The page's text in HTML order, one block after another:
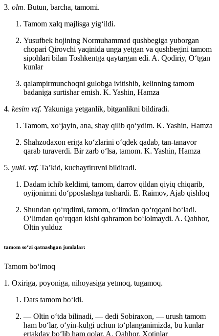
3. olm. Butun, barcha, tamomi.
Tamom xalq majlisga yigʻildi.
Yusufbek hojining Normuhammad qushbegiga yuborgan
chopari Qirovchi yaqinida unga yetgan va qushbegini tamom
sipohlari bilan Toshkentga qaytargan edi. A. Qodiriy, Oʻtgan
kunlar
qalampirmunchoqni gulobga ivitishib, kelinning tamom
badaniga surtishar emish. K. Yashin, Hamza
4. kesim vzf. Yakuniga yetganlik, bitganlikni bildiradi.
Tamom, xoʻjayin, ana, shay qilib qoʻydim. K. Yashin, Hamza
Shahzodaxon eriga koʻzlarini oʻqdek qadab, tan-tanavor
qarab turaverdi. Bir zarb oʻlsa, tamom. K. Yashin, Hamza
5. yukl. vzf. Taʼkid, kuchaytiruvni bildiradi.
Dadam ichib keldimi, tamom, darrov qildan qiyiq chiqarib,
oyijonimni doʻpposlashga tushardi. E. Raimov, Ajab qishloq
Shundan qoʻrqdimi, tamom, oʻlimdan qoʻrqqani boʻladi.
Oʻlimdan qoʻrqqan kishi qahramon boʻlolmaydi. A. Qahhor,
Oltin yulduz
tamom soʻzi qatnashgan jumlalar:
Tamom boʻlmoq
1. Oxiriga, poyoniga, nihoyasiga yetmoq, tugamoq.
Dars tamom boʻldi.
— Oltin oʻtda bilinadi, — dedi Sobiraxon, — urush tamom
ham boʻlar, oʻyin-kulgi uchun toʻplanganimizda, bu kunlar
ertakday boʻlib ham qolar. A. Qahhor, Xotinlar